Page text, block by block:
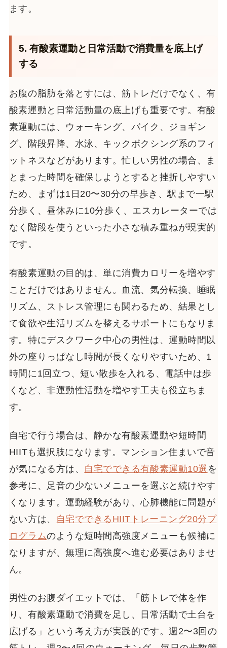
ます。
5. 有酸素運動と日常活動で消費量を底上げ
する
お腹の脂肪を落とすには、筋トレだけでなく、有
酸素運動と日常活動量の底上げも重要です。有酸
素運動には、ウォーキング、バイク、ジョギン
グ、階段昇降、水泳、キックボクシング系のフィ
ットネスなどがあります。忙しい男性の場合、ま
とまった時間を確保しようとすると挫折しやすい
ため、まずは1日20〜30分の早歩き、駅まで一駅
分歩く、昼休みに10分歩く、エスカレーターでは
なく階段を使うといった小さな積み重ねが現実的
です。
有酸素運動の目的は、単に消費カロリーを増やす
ことだけではありません。血流、気分転換、睡眠
リズム、ストレス管理にも関わるため、結果とし
て食欲や生活リズムを整えるサポートにもなりま
す。特にデスクワーク中心の男性は、運動時間以
外の座りっぱなし時間が長くなりやすいため、1
時間に1回立つ、短い散歩を入れる、電話中は歩
くなど、非運動性活動を増やす工夫も役立ちま
す。
自宅で行う場合は、静かな有酸素運動や短時間
HIITも選択肢になります。マンション住まいで音
が気になる方は、 自宅でできる有酸素運動10選 を
参考に、足音の少ないメニューを選ぶと続けやす
くなります。運動経験があり、心肺機能に問題が
ない方は、
自宅でできるHIITトレーニング20分プ
ログラムのような短時間高強度メニューも候補に
なりますが、無理に高強度へ進む必要はありませ
ん。
男性のお腹ダイエットでは、「筋トレで体を作
り、有酸素運動で消費を足し、日常活動で土台を
広げる」という考え方が実践的です。週2〜3回の